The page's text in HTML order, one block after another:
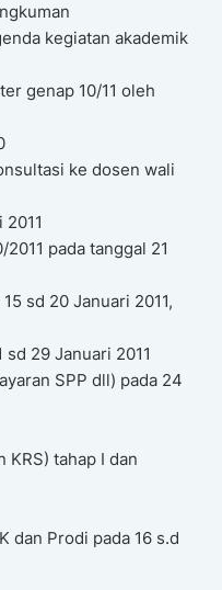
kegiatan akademik
genap 10/11 oleh
ke dosen wali
pada tanggal 21
sd 20 Januari 2011,
29 Januari 2011
SPP dll) pada 24
tahap I dan
dan Prodi pada 16 s.d